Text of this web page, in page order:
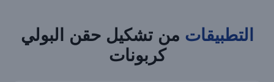
التطبيقات من تشكيل حقن البولي
كربونات